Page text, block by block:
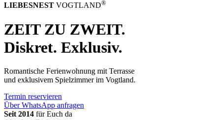
LIEBESNEST VOGTLAND®
ZEIT ZU ZWEIT.
Diskret. Exklusiv.
Romantische Ferienwohnung mit Terrasse
und exklusivem Spielzimmer im Vogtland.
Termin reservieren
Über WhatsApp anfragen
Seit 2014 für Euch da